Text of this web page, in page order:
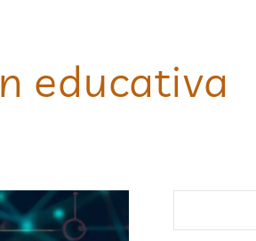
educativa